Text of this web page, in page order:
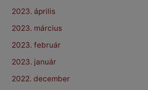
2023. április
2023. március
2023. február
2023. január
2022. december